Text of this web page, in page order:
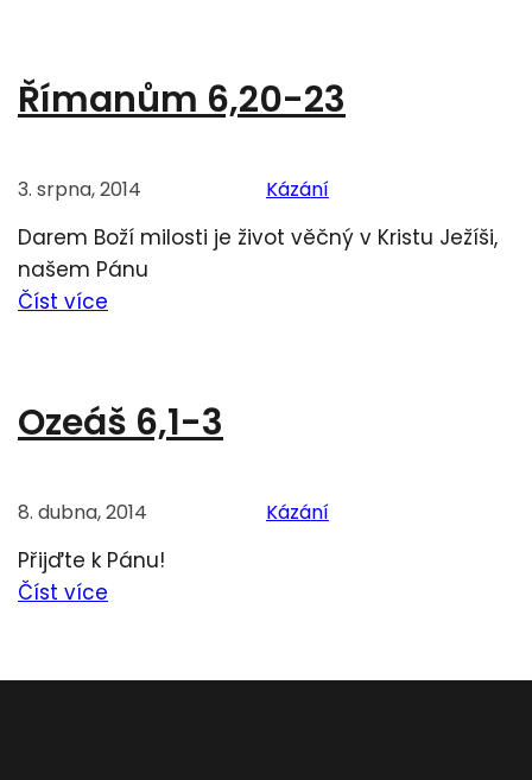
Římanům 6,20-23
3. srpna, 2014 Kázání
Darem Boží milosti je život věčný v Kristu Ježíši,
našem Pánu
Číst více
Ozeáš 6,1-3
8. dubna, 2014 Kázání
Přijďte k Pánu!
Číst více